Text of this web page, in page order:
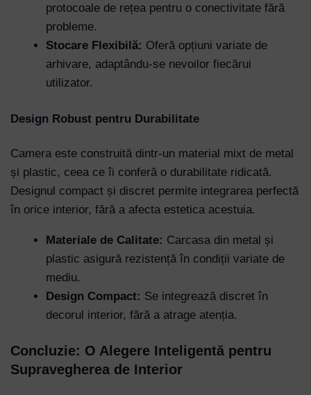
protocoale de rețea pentru o conectivitate fără
probleme.
Stocare Flexibilă: Oferă opțiuni variate de
arhivare, adaptându-se nevoilor fiecărui
utilizator.
Design Robust pentru Durabilitate
Camera este construită dintr-un material mixt de metal
și plastic, ceea ce îi conferă o durabilitate ridicată.
Designul compact și discret permite integrarea perfectă
în orice interior, fără a afecta estetica acestuia.
Materiale de Calitate: Carcasa din metal și
plastic asigură rezistență în condiții variate de
mediu.
Design Compact: Se integrează discret în
decorul interior, fără a atrage atenția.
Concluzie: O Alegere Inteligentă pentru
Supravegherea de Interior